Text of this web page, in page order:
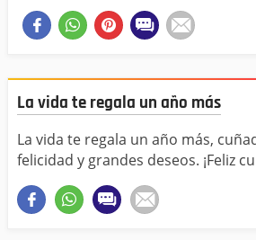
La vida te regala un año más
La vida te regala un año más,
felicidad y grandes deseos. ¡Feliz